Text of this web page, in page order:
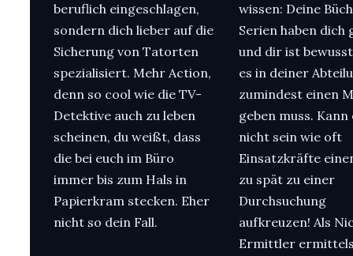
beruflich eingeschlagen,
sondern dich lieber auf die
Sicherung von Tatorten
spezialisiert. Mehr Action,
denn so cool wie die TV-
Detektive auch zu leben
scheinen, du weißt, dass
die bei euch im Büro
immer bis zum Hals in
Papierkram stecken. Eher
nicht so dein Fall.
wissen: Deine
Serien haben dich
und dir ist
es in deiner
zumindest einen
geben muss. Kann
nicht sein wie oft
Einsatzkräfte
zu spät zu einer
Durchsuchung
aufkreuzen! Als
Ermittler